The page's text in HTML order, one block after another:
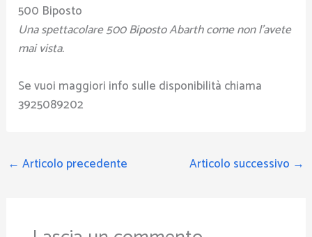
500 Biposto
Una spettacolare 500 Biposto Abarth come non l’avete
mai vista.
Se vuoi maggiori info sulle disponibilità chiama
3925089202
← Articolo precedente Articolo successivo →